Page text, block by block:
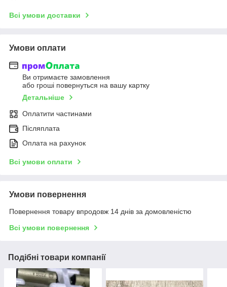
Всі умови доставки
Умови оплати
Ви отримаєте замовлення
або гроші повернуться на вашу картку
Детальніше
Оплатити частинами
Післяплата
Оплата на рахунок
Всі умови оплати
Умови повернення
Повернення товару впродовж 14 днів за домовленістю
Всі умови повернення
Подібні товари компанії